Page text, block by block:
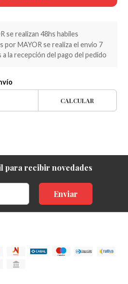
se realizan 48hs habiles
MAYOR se realiza el envio 7
la recepción del pago del pedido
CALCULAR
para recibir novedades
Enviar